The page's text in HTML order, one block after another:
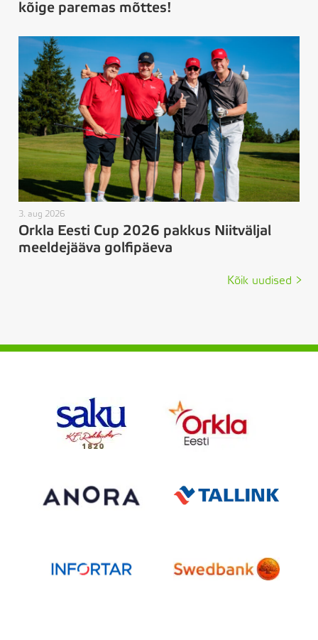
kõige paremas mõttes!
3. aug 2026
Orkla Eesti Cup 2026 pakkus Niitväljal
meeldejääva golfipäeva
Kõik uudised >